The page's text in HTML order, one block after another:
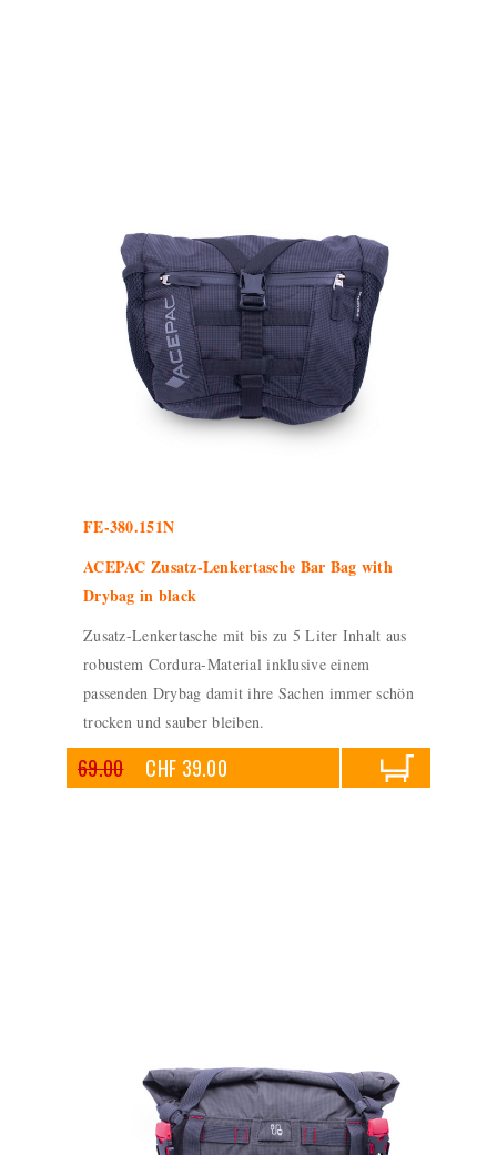
FE-380.151N
ACEPAC Zusatz-Lenkertasche Bar Bag with
Drybag in black
Zusatz-Lenkertasche mit bis zu 5 Liter Inhalt aus
robustem Cordura-Material inklusive einem
passenden Drybag damit ihre Sachen immer schön
trocken und sauber bleiben.
69.00 CHF 39.00